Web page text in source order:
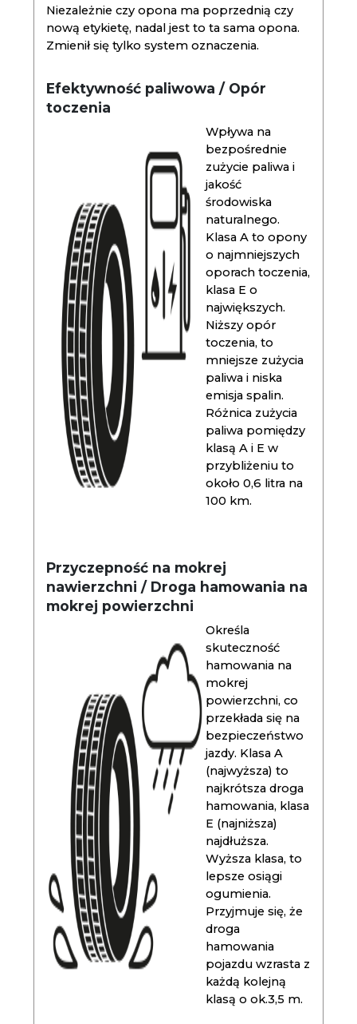
Niezależnie czy opona ma poprzednią czy
nową etykietę, nadal jest to ta sama opona.
Zmienił się tylko system oznaczenia.
Efektywność paliwowa / Opór
toczenia
Wpływa na
bezpośrednie
zużycie paliwa i
jakość
środowiska
naturalnego.
Klasa A to opony
o najmniejszych
oporach toczenia,
klasa E o
największych.
Niższy opór
toczenia, to
mniejsze zużycia
paliwa i niska
emisja spalin.
Różnica zużycia
paliwa pomiędzy
klasą A i E w
przybliżeniu to
około 0,6 litra na
100 km.
Przyczepność na mokrej
nawierzchni / Droga hamowania na
mokrej powierzchni
Określa
skuteczność
hamowania na
mokrej
powierzchni, co
przekłada się na
bezpieczeństwo
jazdy. Klasa A
(najwyższa) to
najkrótsza droga
hamowania, klasa
E (najniższa)
najdłuższa.
Wyższa klasa, to
lepsze osiągi
ogumienia.
Przyjmuje się, że
droga
hamowania
pojazdu wzrasta z
każdą kolejną
klasą o ok.3,5 m.